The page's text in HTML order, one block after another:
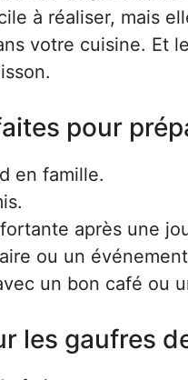
à réaliser, mais
votre cuisine. Et
pour
en famille.
après une
ou un
un bon café ou
les gaufres